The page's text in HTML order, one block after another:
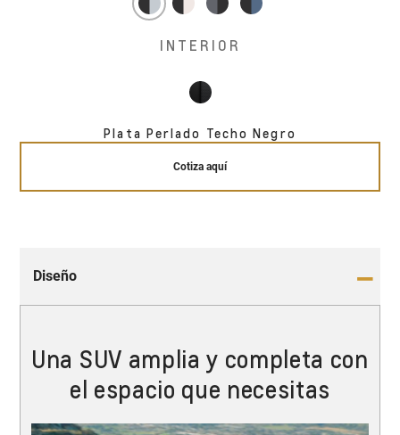
INTERIOR
Plata Perlado Techo Negro
Cotiza aquí
Diseño
Una SUV amplia y completa con
el espacio que necesitas